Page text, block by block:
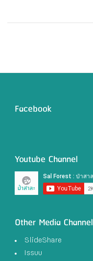
Facebook
Youtube Channel
Other Media Channel
SlideShare
Issuu